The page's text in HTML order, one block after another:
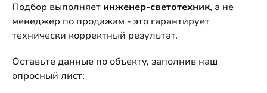
Подбор выполняет инженер-светотехник, а не
менеджер по продажам - это гарантирует
технически корректный результат.
Оставьте данные по объекту, заполнив наш
опросный лист: